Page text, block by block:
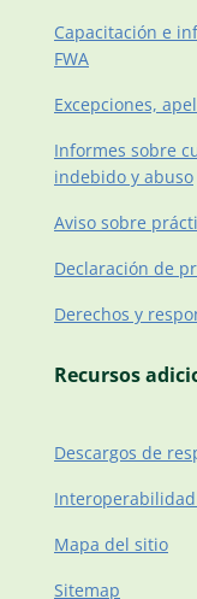
Capacitación e
FWA
Excepciones,
Informes sobre
indebido y abuso
Aviso sobre
Declaración de
Derechos y
Recursos
Descargos de
Mapa del sitio
Sitemap